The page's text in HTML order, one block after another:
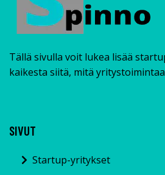
Tällä sivulla voit lukea lisää
kaikesta siitä, mitä
SIVUT
Startup-yritykset